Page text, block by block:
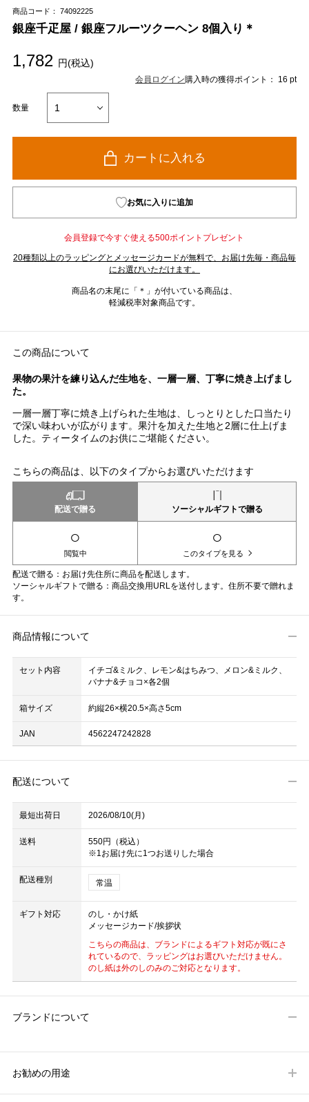
商品コード： 74092225
銀座千疋屋 / 銀座フルーツクーヘン 8個入り＊
1,782 円(税込)
会員ログイン購入時の獲得ポイント： 16 pt
数量
カートに入れる
お気に入りに追加
会員登録で今すぐ使える500ポイントプレゼント
20種類以上のラッピングとメッセージカードが無料で、お届け先毎・商品毎
にお選びいただけます。
商品名の末尾に「＊」が付いている商品は、
軽減税率対象商品です。
この商品について
果物の果汁を練り込んだ生地を、一層一層、丁寧に焼き上げまし
た。
一層一層丁寧に焼き上げられた生地は、しっとりとした口当たり
で深い味わいが広がります。果汁を加えた生地と2層に仕上げま
した。ティータイムのお供にご堪能ください。
こちらの商品は、以下のタイプからお選びいただけます
配送で贈る ソーシャルギフトで贈る
○
閲覧中
○
このタイプを見る
配送で贈る：お届け先住所に商品を配送します。
ソーシャルギフトで贈る：商品交換用URLを送付します。住所不要で贈れま
す。
商品情報について
セット内容
イチゴ&ミルク、レモン&はちみつ、メロン&ミルク、
バナナ&チョコ×各2個
箱サイズ 約縦26×横20.5×高さ5cm
JAN 4562247242828
配送について
最短出荷日 2026/08/10(月)
送料
550円（税込）
※1お届け先に1つお送りした場合
配送種別 常温
ギフト対応
のし・かけ紙
メッセージカード/挨拶状
こちらの商品は、ブランドによるギフト対応が既にさ
れているので、ラッピングはお選びいただけません。
のし紙は外のしのみのご対応となります。
ブランドについて
お勧めの用途